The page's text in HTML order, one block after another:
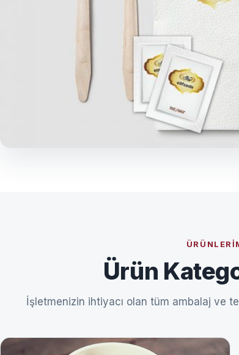
Ürün
İşletmenizin ihtiyacı olan tüm ambalaj ve